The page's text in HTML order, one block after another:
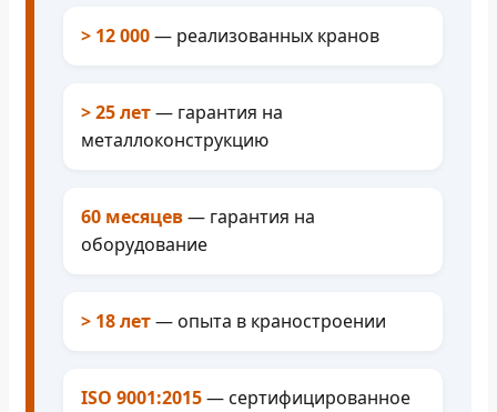
> 12 000— реализованных кранов
> 25 лет— гарантия на
металлоконструкцию
60 месяцев— гарантия на
оборудование
> 18 лет— опыта в краностроении
ISO 9001:2015— сертифицированное